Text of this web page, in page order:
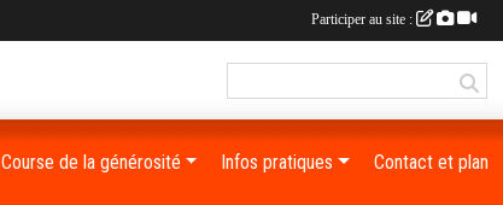
Course de la générosité Infos pratiques Contact et plan
Participer au site :